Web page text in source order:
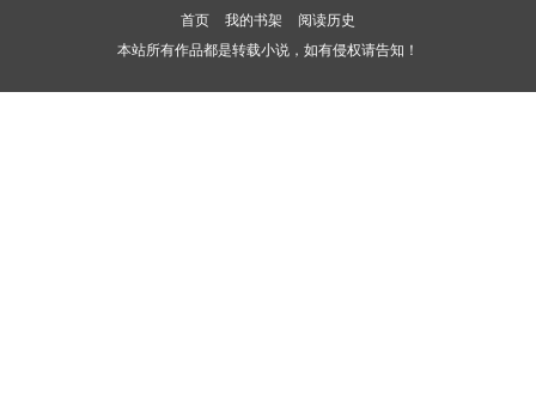
首页 我的书架
阅读历史
本站所有作品都是转载小说，如有侵权请告知！